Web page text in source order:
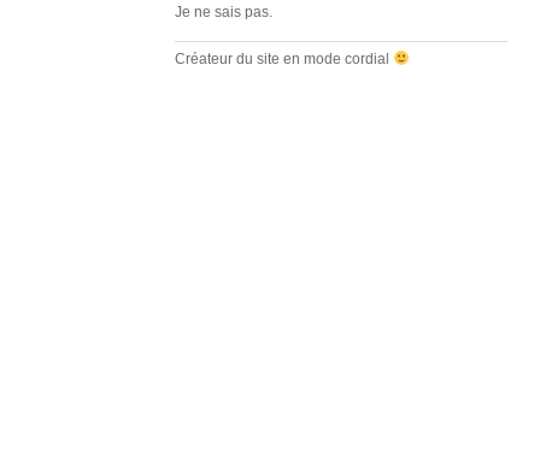
Je ne sais pas.
Créateur du site en mode cordial